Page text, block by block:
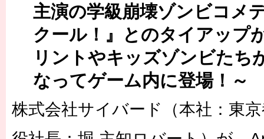
［3223号］一丸。日本出陣
主演の学級崩壊ゾンビコメ
クール！』とのタイアップ
リントやキッズゾンビたち
なってゲーム内に登場！～
株式会社サイバード（本社：東